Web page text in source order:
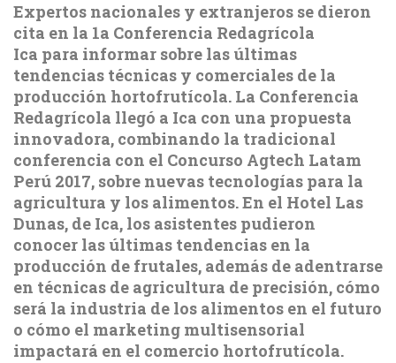
Expertos nacionales y extranjeros se dieron
cita en la 1a Conferencia Redagrícola
Ica para informar sobre las últimas
tendencias técnicas y comerciales de la
producción hortofrutícola. La Conferencia
Redagrícola llegó a Ica con una propuesta
innovadora, combinando la tradicional
conferencia con el Concurso Agtech Latam
Perú 2017, sobre nuevas tecnologías para la
agricultura y los alimentos. En el Hotel Las
Dunas, de Ica, los asistentes pudieron
conocer las últimas tendencias en la
producción de frutales, además de adentrarse
en técnicas de agricultura de precisión, cómo
será la industria de los alimentos en el futuro
o cómo el marketing multisensorial
impactará en el comercio hortofrutícola.